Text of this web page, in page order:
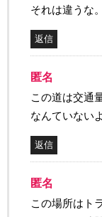
それは違うな。
返信
匿名
この道は交通
なんていないよ
返信
匿名
この場所はト